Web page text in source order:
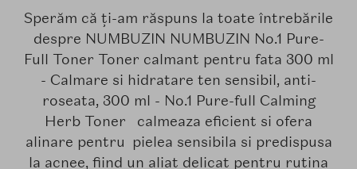
Sperăm că ți-am răspuns la toate întrebările
despre NUMBUZIN NUMBUZIN No.1 Pure-
Full Toner Toner calmant pentru fata 300 ml
- Calmare si hidratare ten sensibil, anti-
roseata, 300 ml - No.1 Pure-full Calming
Herb Toner calmeaza eficient si ofera
alinare pentru pielea sensibila si predispusa
la acnee, fiind un aliat delicat pentru rutina